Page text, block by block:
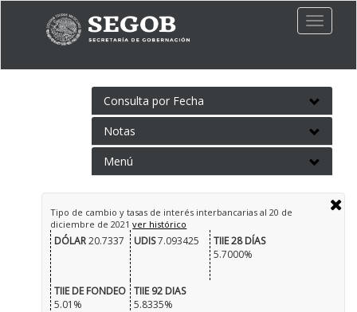
Toggle
Consulta por Fecha
Notas
Menú
Tipo de cambio y tasas de interés interbancarias al 20 de
diciembre de 2021ver histórico
DÓLAR20.7337 UDIS7.093425
TIIE 28 DÍAS
5.7000%
TIIE DE FONDEO
5.01%
TIIE 92 DIAS
5.8335%